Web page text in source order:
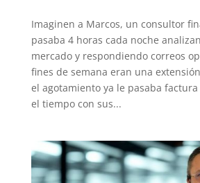
Imaginen a Marcos, un consultor
pasaba 4 horas cada noche
mercado y respondiendo correos
fines de semana eran una
el agotamiento ya le pasaba
el tiempo con sus...